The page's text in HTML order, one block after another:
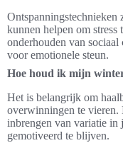
Ontspanningstechnieken
kunnen helpen om stress
onderhouden van
voor emotionele steun.
Hoe houd ik mijn
Het is belangrijk om
overwinningen te vieren.
inbrengen van variatie in
gemotiveerd te blijven.